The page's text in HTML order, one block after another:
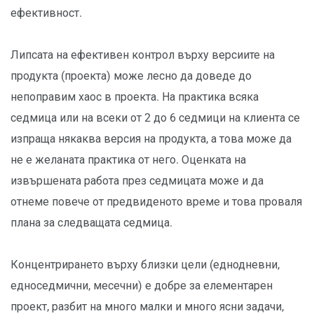
ефективност.
Липсата на ефективен контрол върху версиите на
продукта (проекта) може лесно да доведе до
непоправим хаос в проекта. На практика всяка
седмица или на всеки от 2 до 6 седмици на клиента се
изпраща някаква версия на продукта, а това може да
не е желаната практика от него. Оценката на
извършената работа през седмицата може и да
отнеме повече от предвиденото време и това проваля
плана за следващата седмица.
Концентрирането върху близки цели (еднодневни,
едноседмични, месечни) е добре за елементарен
проект, разбит на много малки и много ясни задачи,